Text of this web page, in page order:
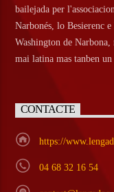
bailejada per
Narbonés, lo Besierenc
Washington de
mai latina mas tanben
CONTACTE
https://
04 68 32 16 54